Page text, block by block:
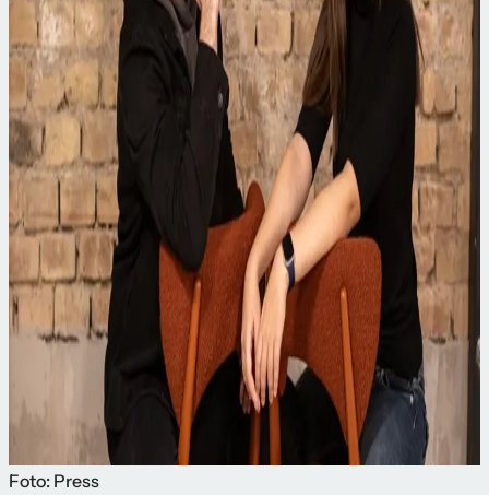
Foto: Press